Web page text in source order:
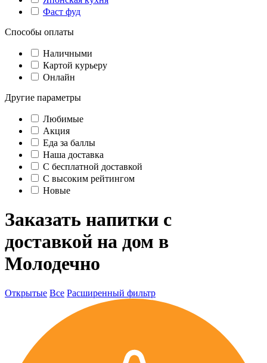
Фаст фуд
Способы оплаты
Наличными
Картой курьеру
Онлайн
Другие параметры
Любимые
Акция
Еда за баллы
Наша доставка
C бесплатной доставкой
С высоким рейтингом
Новые
Заказать напитки с
доставкой на дом в
Молодечно
Открытые Все Расширенный фильтр